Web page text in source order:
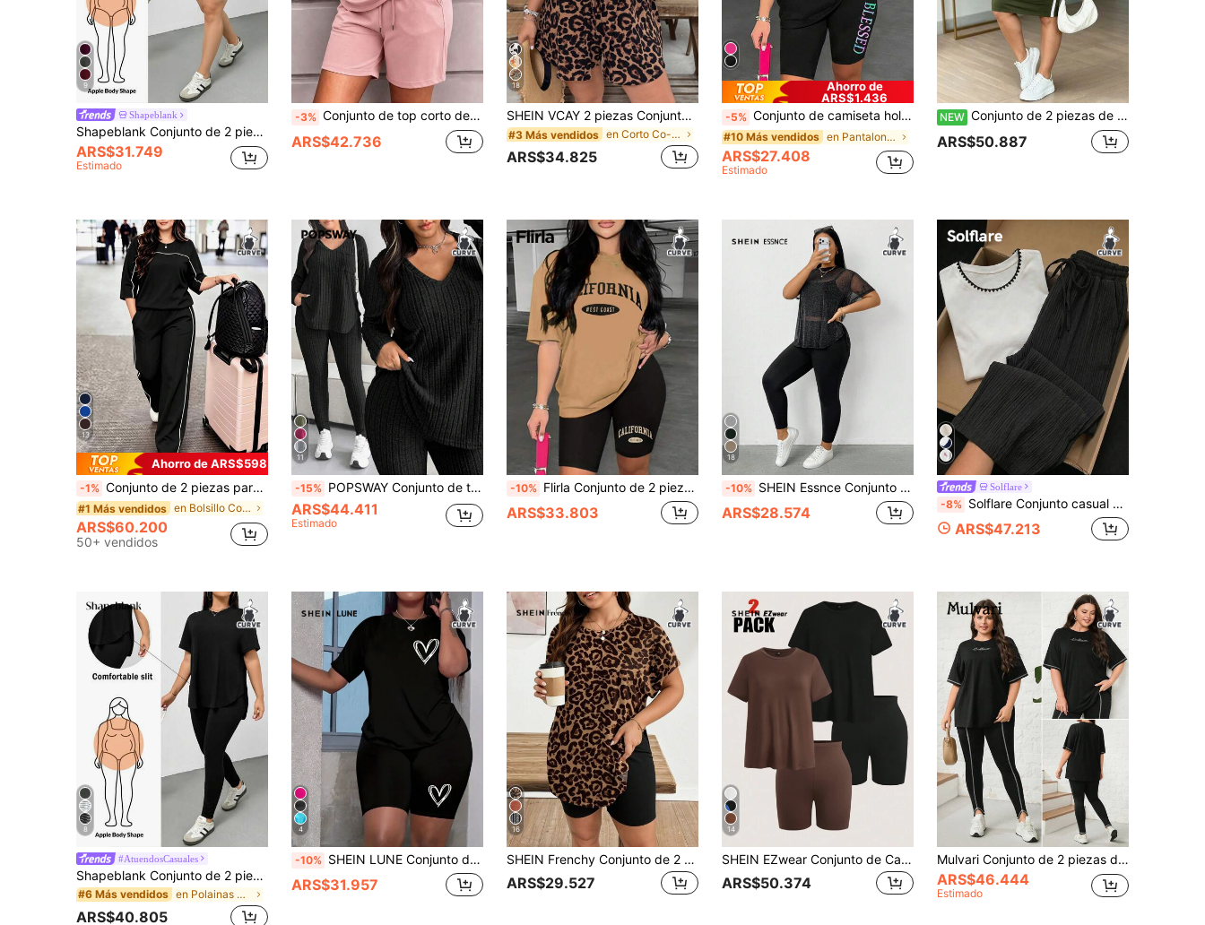
9
Shapeblank
Shapeblank Conjunto de 2 piezas de camiseta de manga corta negra básica y pantalones cortos ajustados para mujer talla grande, de primavera/verano, de estilo casual, suelto, de alta elasticidad y cómodo para uso diario, versátil, ropa de verano, ropa de calle, atuendo de aeropuerto, estilo simple
ARS$31.749
Estimado
-3% Conjunto de top corto de punto rosa casual diario para mujer talla grande, tela de elasticidad media, elegante de verano
ARS$42.736
18
SHEIN VCAY 2 piezas Conjunto de talla grande Chaqueta de manga corta con estampado de leopardo, casual y de moda para uso diario
#3 Más vendidos en Corto Co-Ords de Talla Grande
ARS$34.825
Ahorro de
ARS$1.436
-5% Conjunto de camiseta holgada con estampado de letras y pantalones cortos ajustados para mujer talla grande, negro, elegante, de verano
#10 Más vendidos en Pantalones cortos de ciclista Co-Ords de Talla
ARS$27.408
Estimado
NEW Conjunto de 2 piezas de ropa casual diaria para mujer de talla grande, top de cuello redondo y manga corta + falda de cintura elástica con cordón, elegante para verano y otoño
ARS$50.887
13
Ahorro de ARS$598
-1% Conjunto de 2 piezas para mujer talla grande primavera/otoño, camiseta de cuello redondo y manga 3/4 & pantalones largos holgados de cintura elástica para uso diario casual, negro efecto visual que disimula
#1 Más vendidos en Bolsillo Co-Ords de Talla Grande
ARS$60.200
50+ vendidos
11
-15% POPSWAY Conjunto de top y pantalones de talla grande, de unicolor y textura, con escote en V
ARS$44.411
Estimado
-10% Flirla Conjunto de 2 piezas con estampado simple para uso diario, talla grande, para verano
ARS$33.803
18
-10% SHEIN Essnce Conjunto de dos piezas de mujer talla grande de primavera/verano, moda casual de alta elasticidad y cómoda, blusa brillante y transparente de manga corta con pantalón pitillo negro, atuendo de verano, ropa de calle
ARS$28.574
Solflare
-8% Solflare Conjunto casual de 2 piezas para mujer talla grande con top de manga corta con ribete floral y pantalones de pierna ancha
ARS$47.213
8
#AtuendosCasuales
Shapeblank Conjunto de 2 piezas de camiseta de manga corta negra y leggings para mujer de talla grande, moda casual deportiva cómoda y versátil, efecto estilizante, para uso diario, estilo callejero, atuendo de aeropuerto, ropa de verano para mujer, atuendo para salidas, estilo Y2K, estilo minimalista, ropa para iglesia para mujer
#6 Más vendidos en Polainas Co-Ords de Talla Grande
ARS$40.805
4
-10% SHEIN LUNE Conjunto de 2 piezas de talla grande, conjunto de verano con estilo de ropa urbana, gráfico de manga corta, conjunto lindo, vibra de vacaciones
ARS$31.957
16
SHEIN Frenchy Conjunto de 2 piezas de top de manga corta con cuello redondo y shorts ajustados con estampado de leopardo vintage casual, adecuado para el verano
ARS$29.527
14
SHEIN EZwear Conjunto de Camiseta & Pantalones Cortos de unicolor Versátil y Casual Talla Grande
ARS$50.374
Mulvari Conjunto de 2 piezas de Talla grande con camiseta de algodón con gráfico de letra y ribete de contraste en los hombros caídos y pantalones con bajo con abertura
ARS$46.444
Estimado